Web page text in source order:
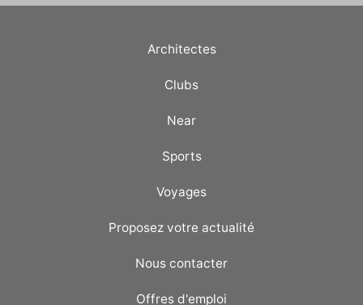
Architectes
Clubs
Near
Sports
Voyages
Proposez votre actualité
Nous contacter
Offres d'emploi